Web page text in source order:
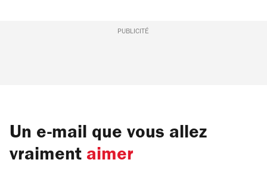
PUBLICITÉ
Un e-mail que vous allez
vraiment aimer